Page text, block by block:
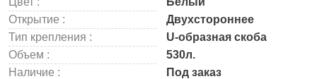
Открытие :
Двухстороннее
Тип крепления :
U-образная скоба
Объем :
530л.
Наличие :
Под заказ